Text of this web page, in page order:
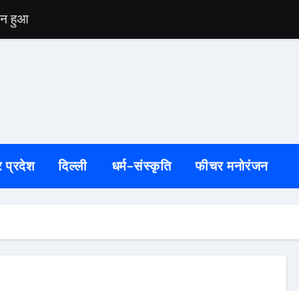
हुआ उत्तरकाशी की
प्रदेश दिल्ली धर्म-संस्कृति फीचर मनोरंजन